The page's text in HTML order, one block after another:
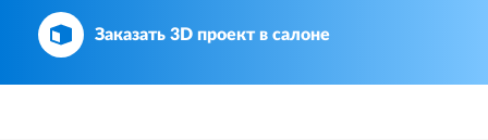
Заказать 3D проект в салоне